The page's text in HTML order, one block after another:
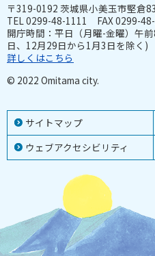
サイトマップ
ウェブアクセシビリティ
〒319-0192 茨城県小美玉市堅倉
TEL 0299-48-1111 FAX 0299-
開庁時間：平日（月曜-金曜）午
日、12月29日から1月3日を除く)
詳しくはこちら
© 2022 Omitama city.